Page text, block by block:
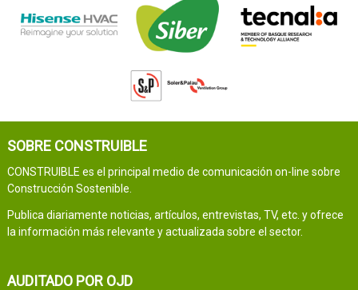
SOBRE CONSTRUIBLE
CONSTRUIBLE es el principal medio de comunicación on-line sobre
Construcción Sostenible.
Publica diariamente noticias, artículos, entrevistas, TV, etc. y ofrece
la información más relevante y actualizada sobre el sector.
AUDITADO POR OJD